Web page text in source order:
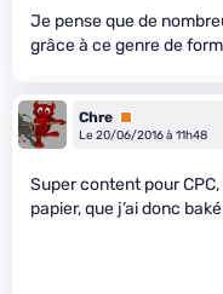
Je pense que de
grâce à ce genre de
Chre Premium
Le 20/06/2016 à 11h48
Super content pour
papier, que j’ai donc